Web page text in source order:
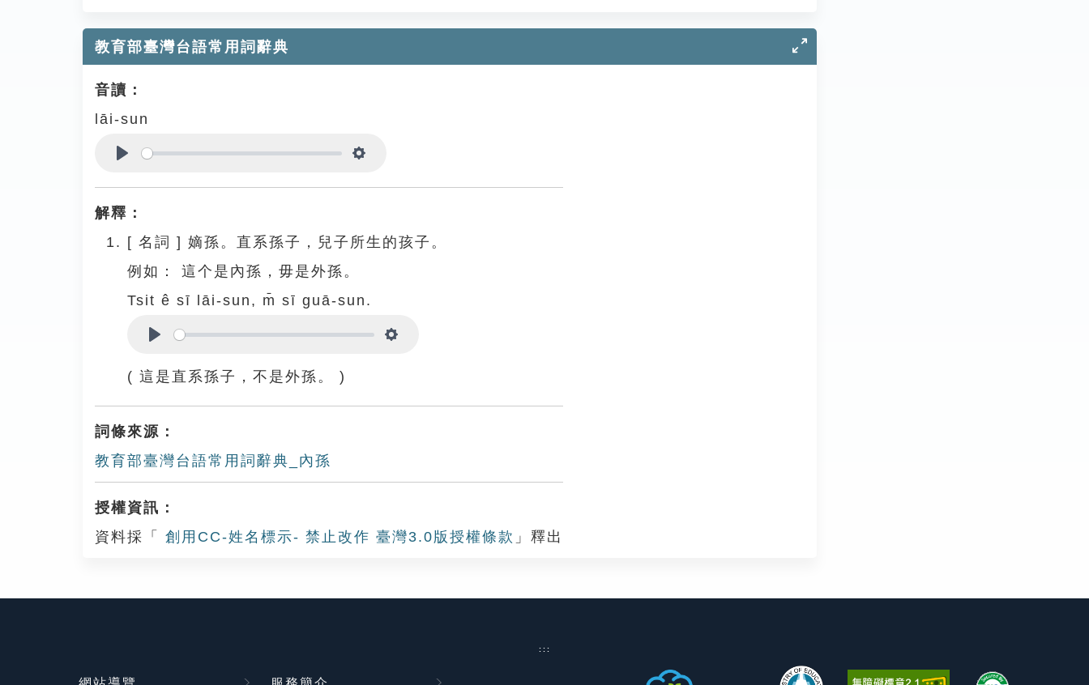
教育部臺灣台語常用詞辭典
音讀：
lāi-sun
解釋：
[ 名詞 ] 嫡孫。直系孫子，兒子所生的孩子。
例如：
這个是內孫，毋是外孫。
Tsit ê sī lāi-sun, m̄ sī guā-sun.
( 這是直系孫子，不是外孫。 )
詞條來源：
教育部臺灣台語常用詞辭典_內孫
授權資訊：
資料採「
創用CC-姓名標示- 禁止改作 臺灣3.0版授權條款 」釋出
:::